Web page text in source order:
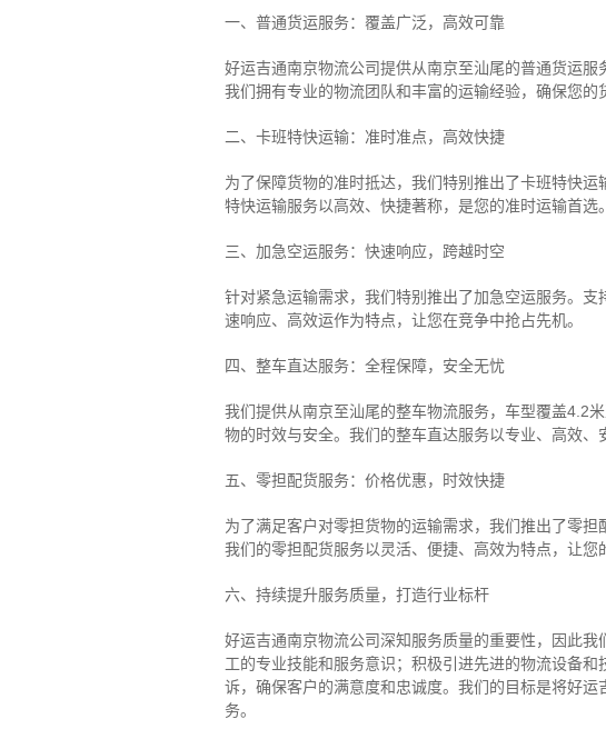
一、普通货运服务：覆盖广泛，高效可靠
好运吉通南京物流公司提供从南京至汕尾的普通货运
我们拥有专业的物流团队和丰富的运输经验，确保您的
二、卡班特快运输：准时准点，高效快捷
为了保障货物的准时抵达，我们特别推出了卡班特快
特快运输服务以高效、快捷著称，是您的准时运输首选。
三、加急空运服务：快速响应，跨越时空
针对紧急运输需求，我们特别推出了加急空运服务。
速响应、高效运作为特点，让您在竞争中抢占先机。
四、整车直达服务：全程保障，安全无忧
我们提供从南京至汕尾的整车物流服务，车型覆盖4.2
物的时效与安全。我们的整车直达服务以专业、高效、
五、零担配货服务：价格优惠，时效快捷
为了满足客户对零担货物的运输需求，我们推出了零
我们的零担配货服务以灵活、便捷、高效为特点，让您
六、持续提升服务质量，打造行业标杆
好运吉通南京物流公司深知服务质量的重要性，因此
工的专业技能和服务意识；积极引进先进的物流设备
诉，确保客户的满意度和忠诚度。我们的目标是将好
务。